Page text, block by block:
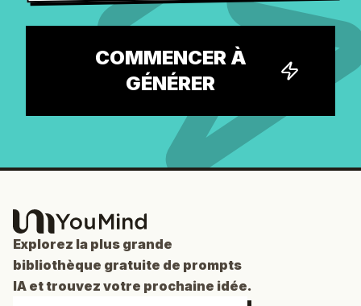
COMMENCER À
GÉNÉRER
Explorez la plus grande
bibliothèque gratuite de prompts
IA et trouvez votre prochaine idée.